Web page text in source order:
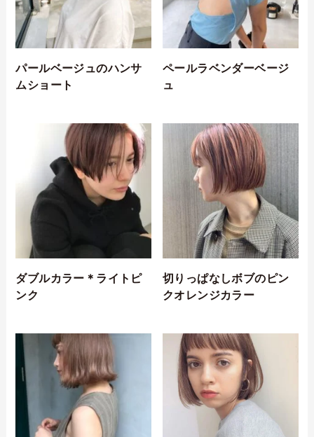
パールベージュのハンサ
ムショート
ペールラベンダーベージ
ュ
ダブルカラー＊ライトピ
ンク
切りっぱなしボブのピン
クオレンジカラー